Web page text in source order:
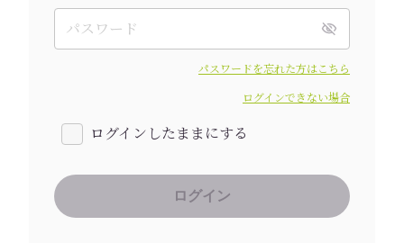
パスワードを忘れた方はこちら
ログインできない場合
ログインしたままにする